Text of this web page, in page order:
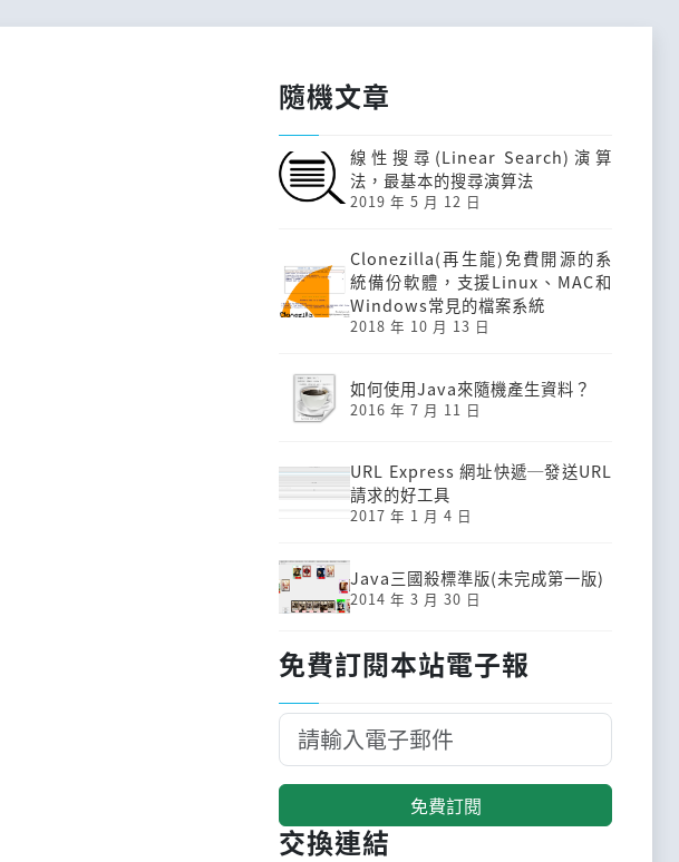
隨機文章
線性搜尋(Linear Search)演算
法，最基本的搜尋演算法
2019 年 5 月 12 日
Clonezilla(再生龍)免費開源的系
統備份軟體，支援Linux、MAC和
Windows常見的檔案系統
2018 年 10 月 13 日
如何使用Java來隨機產生資料？
2016 年 7 月 11 日
URL Express 網址快遞─發送URL
請求的好工具
2017 年 1 月 4 日
Java三國殺標準版(未完成第一版)
2014 年 3 月 30 日
免費訂閱本站電子報
免費訂閱
交換連結